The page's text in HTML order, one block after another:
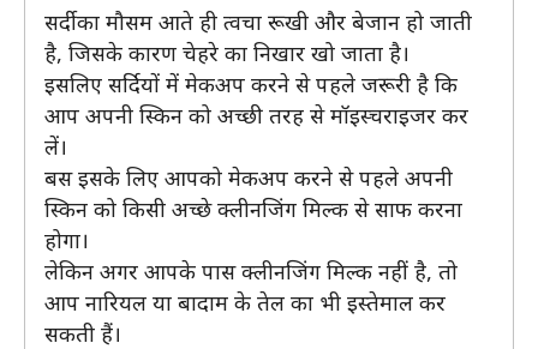
सर्दी का मौसम आते ही त्वचा रूखी और बेजान हो जाती
है, जिसके कारण चेहरे का निखार खो जाता है।
इसलिए सर्दियों में मेकअप करने से पहले जरूरी है कि
आप अपनी स्किन को अच्छी तरह से मॉइस्चराइजर कर
लें।
बस इसके लिए आपको मेकअप करने से पहले अपनी
स्किन को किसी अच्छे क्लीनजिंग मिल्क से साफ करना
होगा।
लेकिन अगर आपके पास क्लीनजिंग मिल्क नहीं है, तो
आप नारियल या बादाम के तेल का भी इस्तेमाल कर
सकती हैं।